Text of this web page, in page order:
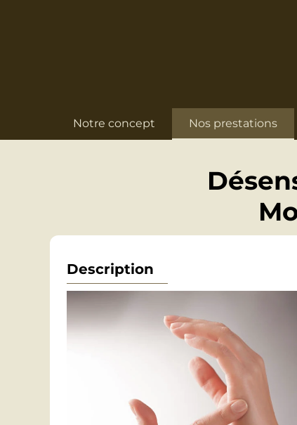
Notre concept Nos prestations
Description